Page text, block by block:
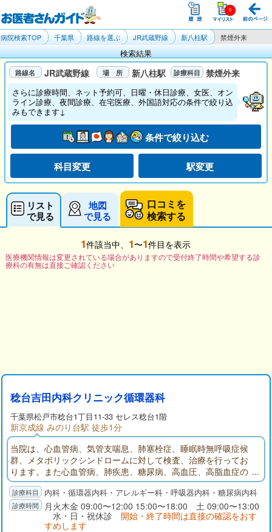
病院検索TOP 千葉県 路線を選ぶ JR武蔵野線 新八柱駅 禁煙外来
検索結果
JR武蔵野線 新八柱駅 禁煙外来
さらに診療時間、ネット予約可、日曜・休日診療、女医、オン
ライン診療、夜間診療、在宅医療、外国語対応の条件で絞り込
みもできます↓
条件で絞り込む
科目変更 駅変更
リスト
で見る
地図
で見る
口コミを
検索する
1件該当中、 1〜1件目を表示
医療機関情報は変更されている場合がありますので受付終了時間や希望する診
療科の有無は直接ご確認ください
稔台吉田内科クリニック循環器科
千葉県松戸市稔台1丁目11-33 セレス稔台1階
新京成線 みのり台駅 徒歩1分
当院は、心血管病、気管支喘息、肺塞栓症、睡眠時無呼吸症候
群、メタボリックシンドロームに対して検査、治療を行ってお
ります。また心血管病、肺疾患、糖尿病、高血圧、高脂血症の
予防にも力をいれています。患者さまのお悩みに親身に耳を傾
け、安心できる診療を心がけてまいります。
内科・循環器内科・アレルギー科・呼吸器内科・糖尿病内科
月火木金 09:00〜12:00 15:00〜18:00 土 09:00〜13:00
水・日・祝休診 開始・終了時間は直接の確認をおす
すめします